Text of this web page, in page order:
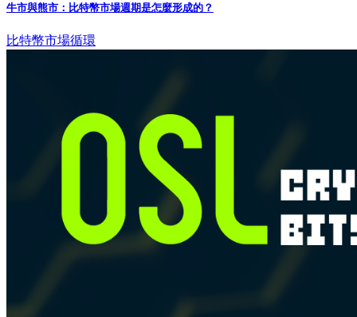
牛市與熊市：比特幣市場週期是怎麼形成的？
比特幣市場循環